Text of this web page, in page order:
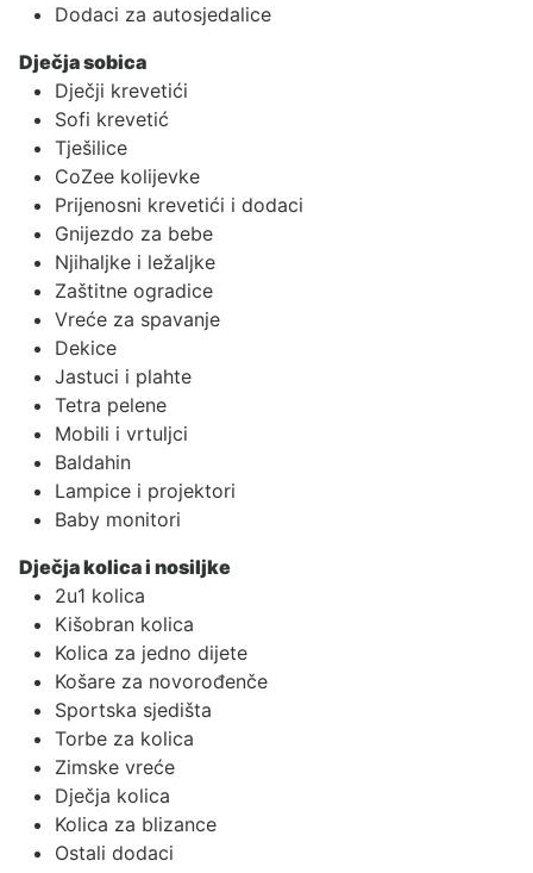
Dodaci za autosjedalice
Dječja sobica
Dječji krevetići
Sofi krevetić
Tješilice
CoZee kolijevke
Prijenosni krevetići i dodaci
Gnijezdo za bebe
Njihaljke i ležaljke
Zaštitne ogradice
Vreće za spavanje
Dekice
Jastuci i plahte
Tetra pelene
Mobili i vrtuljci
Baldahin
Lampice i projektori
Baby monitori
Dječja kolica i nosiljke
2u1 kolica
Kišobran kolica
Kolica za jedno dijete
Košare za novorođenče
Sportska sjedišta
Torbe za kolica
Zimske vreće
Dječja kolica
Kolica za blizance
Ostali dodaci